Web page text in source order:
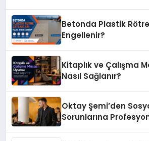
Betonda Plastik
Engellenir?
Kitaplık ve Çalışma
Nasıl Sağlanır?
Oktay Şemi’den
Sorunlarına